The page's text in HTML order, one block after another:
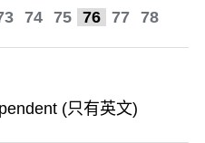
74 75 76 77 78
(只有英文)